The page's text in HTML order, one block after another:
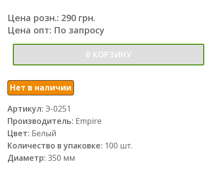
Цена розн.: 290 грн.
Цена опт: По запросу
В КОРЗИНУ
Нет в наличии
Артикул: Э-0251
Производитель: Empire
Цвет: Белый
Количество в упаковке: 100 шт.
Диаметр: 350 мм